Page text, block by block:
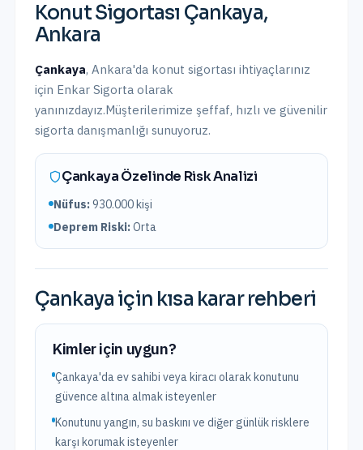
Konut Sigortası Çankaya,
Ankara
Çankaya, Ankara'da konut sigortası ihtiyaçlarınız
için Enkar Sigorta olarak
yanınızdayız.Müşterilerimize şeffaf, hızlı ve güvenilir
sigorta danışmanlığı sunuyoruz.
ÇankayaÖzelinde Risk Analizi
Nüfus:930.000kişi
Deprem Riski:Orta
Çankaya için kısa karar rehberi
Kimler için uygun?
Çankaya'da ev sahibi veya kiracı olarak konutunu
güvence altına almak isteyenler
Konutunu yangın, su baskını ve diğer günlük risklere
karşı korumak isteyenler